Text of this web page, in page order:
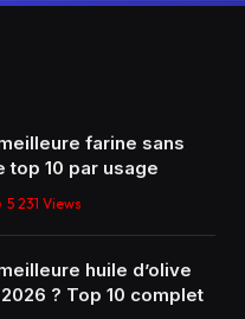
farine sans
top 10 par usage
5 231 Views
huile d’olive
? Top 10 complet